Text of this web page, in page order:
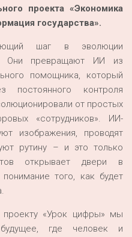
проекта «Экономика
государства».
шаг в эволюции
Они превращают ИИ из
помощника, который
постоянного контроля
от простых
«сотрудников». ИИ-
изображения, проводят
рутину – и это только
открывает двери в
того, как будет
проекту «Урок цифры» мы
где человек и